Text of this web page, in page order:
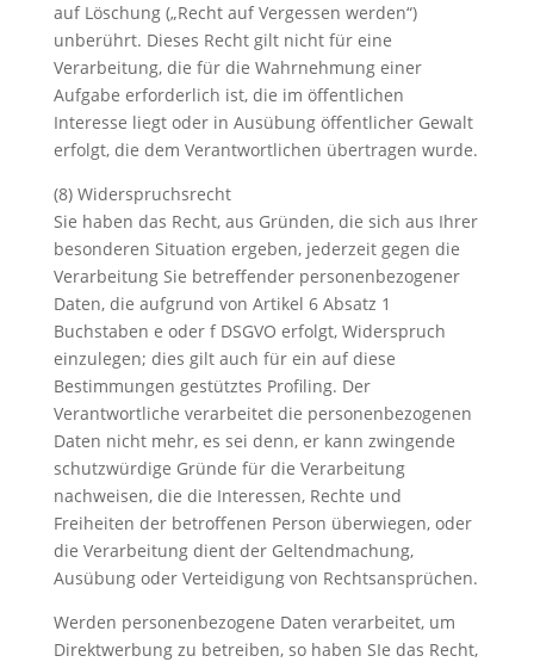
auf Löschung („Recht auf Vergessen werden“)
unberührt. Dieses Recht gilt nicht für eine
Verarbeitung, die für die Wahrnehmung einer
Aufgabe erforderlich ist, die im öffentlichen
Interesse liegt oder in Ausübung öffentlicher Gewalt
erfolgt, die dem Verantwortlichen übertragen wurde.
(8) Widerspruchsrecht
Sie haben das Recht, aus Gründen, die sich aus Ihrer
besonderen Situation ergeben, jederzeit gegen die
Verarbeitung Sie betreffender personenbezogener
Daten, die aufgrund von Artikel 6 Absatz 1
Buchstaben e oder f DSGVO erfolgt, Widerspruch
einzulegen; dies gilt auch für ein auf diese
Bestimmungen gestütztes Profiling. Der
Verantwortliche verarbeitet die personenbezogenen
Daten nicht mehr, es sei denn, er kann zwingende
schutzwürdige Gründe für die Verarbeitung
nachweisen, die die Interessen, Rechte und
Freiheiten der betroffenen Person überwiegen, oder
die Verarbeitung dient der Geltendmachung,
Ausübung oder Verteidigung von Rechtsansprüchen.
Werden personenbezogene Daten verarbeitet, um
Direktwerbung zu betreiben, so haben SIe das Recht,